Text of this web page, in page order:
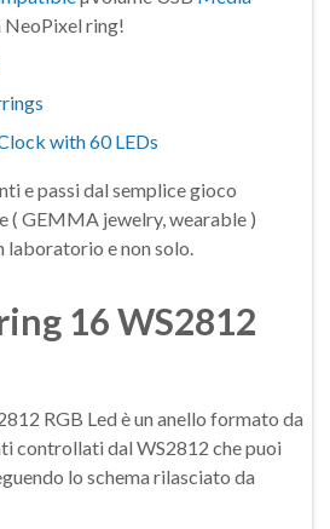
NeoPixel ring!
with 60 LEDs
e passi dal semplice gioco
( GEMMA jewelry, wearable )
laboratorio e non solo.
16 WS2812
RGB Led è un anello formato da
controllati dal WS2812 che puoi
lo schema rilasciato da